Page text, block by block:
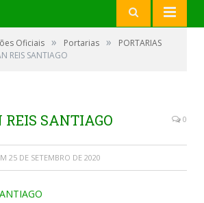
Oficiais » Portarias »
PORTARIAS
REIS SANTIAGO
REIS SANTIAGO 0
25 DE SETEMBRO DE 2020